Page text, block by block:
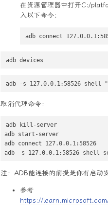
在资源管理器中打开C:/
入以下命令：
adb connect
adb devices
adb -s 127.0.0.1:58526
取消代理命令：
adb kill-server
adb start-server
adb connect 127.0.0.1:58526
adb -s 127.0.0.1:58526 shell
注：ADB能连接的前提是你有启动
参考
https://